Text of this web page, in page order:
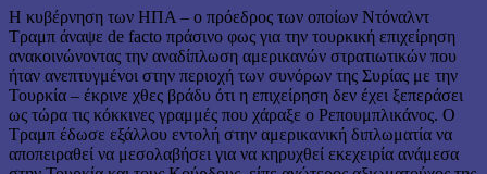
Η κυβέρνηση των ΗΠΑ – ο πρόεδρος των οποίων Ντόναλντ
Τραμπ άναψε de facto πράσινο φως για την τουρκική επιχείρηση
ανακοινώνοντας την αναδίπλωση αμερικανών στρατιωτικών που
ήταν ανεπτυγμένοι στην περιοχή των συνόρων της Συρίας με την
Τουρκία – έκρινε χθες βράδυ ότι η επιχείρηση δεν έχει ξεπεράσει
ως τώρα τις κόκκινες γραμμές που χάραξε ο Ρεπουμπλικάνος. Ο
Τραμπ έδωσε εξάλλου εντολή στην αμερικανική διπλωματία να
αποπειραθεί να μεσολαβήσει για να κηρυχθεί εκεχειρία ανάμεσα